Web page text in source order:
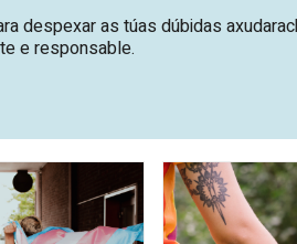
despexar as túas dúbidas
e responsable.